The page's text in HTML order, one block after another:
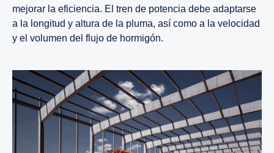
mejorar la eficiencia. El tren de potencia debe adaptarse
a la longitud y altura de la pluma, así como a la velocidad
y el volumen del flujo de hormigón.